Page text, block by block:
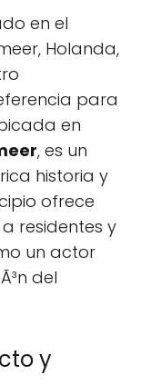
en el
Holanda,
para
en
, es un
historia y
ofrece
residentes y
un actor
del
y